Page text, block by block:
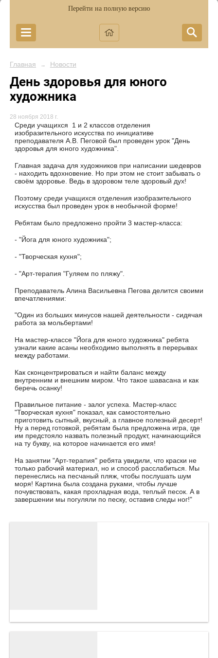
Перейти на полную версию
Главная → Новости
День здоровья для юного
художника
28 ноября 2018 г.
Среди учащихся 1 и 2 классов отделения
изобразительного искусства по инициативе
преподавателя А.В. Пеговой был проведен урок "День
здоровья для юного художника".
Главная задача для художников при написании шедевров
- находить вдохновение. Но при этом не стоит забывать о
своём здоровье. Ведь в здоровом теле здоровый дух!
Поэтому среди учащихся отделения изобразительного
искусства был проведен урок в необычной форме!
Ребятам было предложено пройти 3 мастер-класса:
- "Йога для юного художника";
- "Творческая кухня";
- "Арт-терапия "Гуляем по пляжу".
Преподаватель Алина Васильевна Пегова делится своими
впечатлениями:
"Один из больших минусов нашей деятельности - сидячая
работа за мольбертами!
На мастер-классе "Йога для юного художника" ребята
узнали какие асаны необходимо выполнять в перерывах
между работами.
Как сконцентрироваться и найти баланс между
внутренним и внешним миром. Что такое шавасана и как
беречь осанку!
Правильное питание - залог успеха. Мастер-класс
"Творческая кухня" показал, как самостоятельно
приготовить сытный, вкусный, а главное полезный десерт!
Ну а перед готовкой, ребятам была предложена игра, где
им предстояло назвать полезный продукт, начинающийся
на ту букву, на которое начинается его имя!
На занятии "Арт-терапия" ребята увидили, что краски не
только рабочий материал, но и способ расслабиться. Мы
перенеслись на песчаный пляж, чтобы послушать шум
моря! Картина была создана руками, чтобы лучше
почувствовать, какая прохладная вода, теплый песок. А в
завершении мы погуляли по песку, оставив следы ног!"